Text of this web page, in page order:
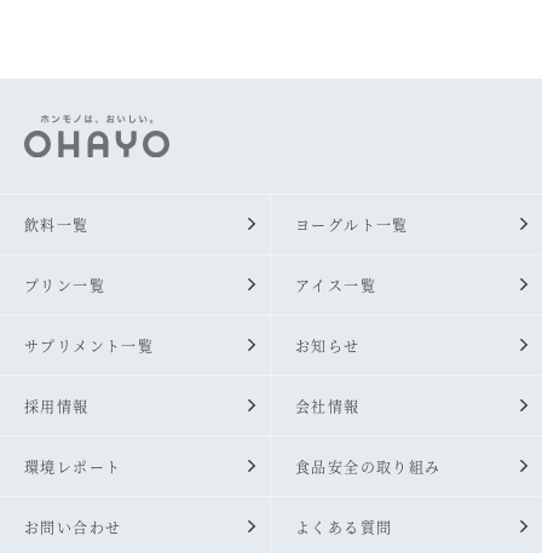
飲料一覧 ヨーグルト一覧
プリン一覧 アイス一覧
サプリメント一覧 お知らせ
採用情報 会社情報
環境レポート 食品安全の取り組み
お問い合わせ よくある質問